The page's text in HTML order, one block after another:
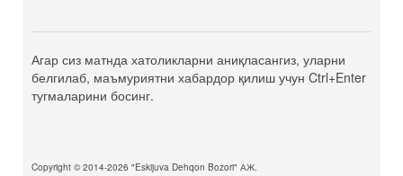
Агар сиз матнда хатоликларни аниқласангиз, уларни
белгилаб, маъмуриятни хабардор қилиш учун Ctrl+Enter
тугмаларини босинг.
Copyright © 2014-2026 "Eskijuva Dehqon Bozori" АЖ.